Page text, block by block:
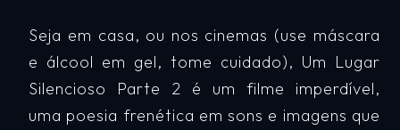
Seja em casa, ou nos cinemas (use máscara
e álcool em gel, tome cuidado), Um Lugar
Silencioso Parte 2 é um filme imperdível,
uma poesia frenética em sons e imagens que